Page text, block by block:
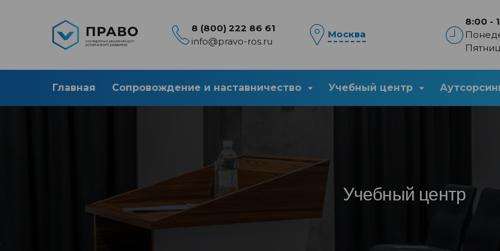
8 (800) 222 86 61
info@pravo-ros.ru
Москва
8:00 -
Главная Сопровождение и наставничество Учебный центр
Учебный центр